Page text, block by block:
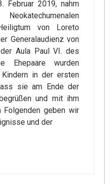
Februar 2019, nahm
von Loreto
Generalaudienz von
Aula Paul VI. des
Ehepaare wurden
in der ersten
sie am Ende der
und mit ihm
Folgenden geben wir
und der